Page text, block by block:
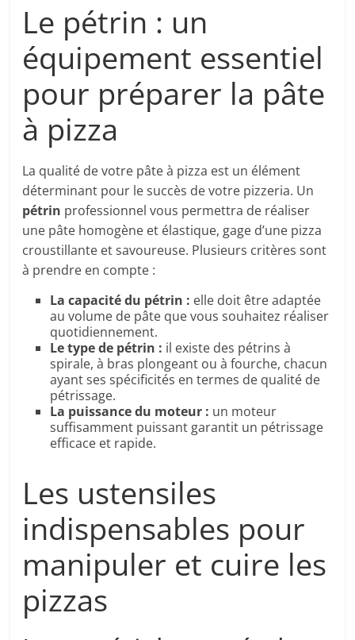
Le pétrin : un
équipement essentiel
pour préparer la pâte
à pizza
La qualité de votre pâte à pizza est un élément
déterminant pour le succès de votre pizzeria. Un
pétrin professionnel vous permettra de réaliser
une pâte homogène et élastique, gage d’une pizza
croustillante et savoureuse. Plusieurs critères sont
à prendre en compte :
La capacité du pétrin : elle doit être adaptée
au volume de pâte que vous souhaitez réaliser
quotidiennement.
Le type de pétrin : il existe des pétrins à
spirale, à bras plongeant ou à fourche, chacun
ayant ses spécificités en termes de qualité de
pétrissage.
La puissance du moteur : un moteur
suffisamment puissant garantit un pétrissage
efficace et rapide.
Les ustensiles
indispensables pour
manipuler et cuire les
pizzas